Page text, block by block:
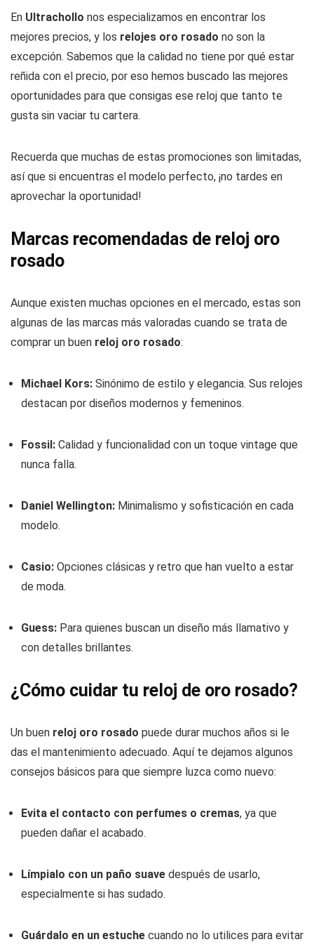
En Ultrachollo nos especializamos en encontrar los
mejores precios, y los relojes oro rosado no son la
excepción. Sabemos que la calidad no tiene por qué estar
reñida con el precio, por eso hemos buscado las mejores
oportunidades para que consigas ese reloj que tanto te
gusta sin vaciar tu cartera.
Recuerda que muchas de estas promociones son limitadas,
así que si encuentras el modelo perfecto, ¡no tardes en
aprovechar la oportunidad!
Marcas recomendadas de reloj oro
rosado
Aunque existen muchas opciones en el mercado, estas son
algunas de las marcas más valoradas cuando se trata de
comprar un buen reloj oro rosado:
Michael Kors: Sinónimo de estilo y elegancia. Sus relojes
destacan por diseños modernos y femeninos.
Fossil: Calidad y funcionalidad con un toque vintage que
nunca falla.
Daniel Wellington: Minimalismo y sofisticación en cada
modelo.
Casio: Opciones clásicas y retro que han vuelto a estar
de moda.
Guess: Para quienes buscan un diseño más llamativo y
con detalles brillantes.
¿Cómo cuidar tu reloj de oro rosado?
Un buen reloj oro rosado puede durar muchos años si le
das el mantenimiento adecuado. Aquí te dejamos algunos
consejos básicos para que siempre luzca como nuevo:
Evita el contacto con perfumes o cremas, ya que
pueden dañar el acabado.
Límpialo con un paño suave después de usarlo,
especialmente si has sudado.
Guárdalo en un estuche cuando no lo utilices para evitar